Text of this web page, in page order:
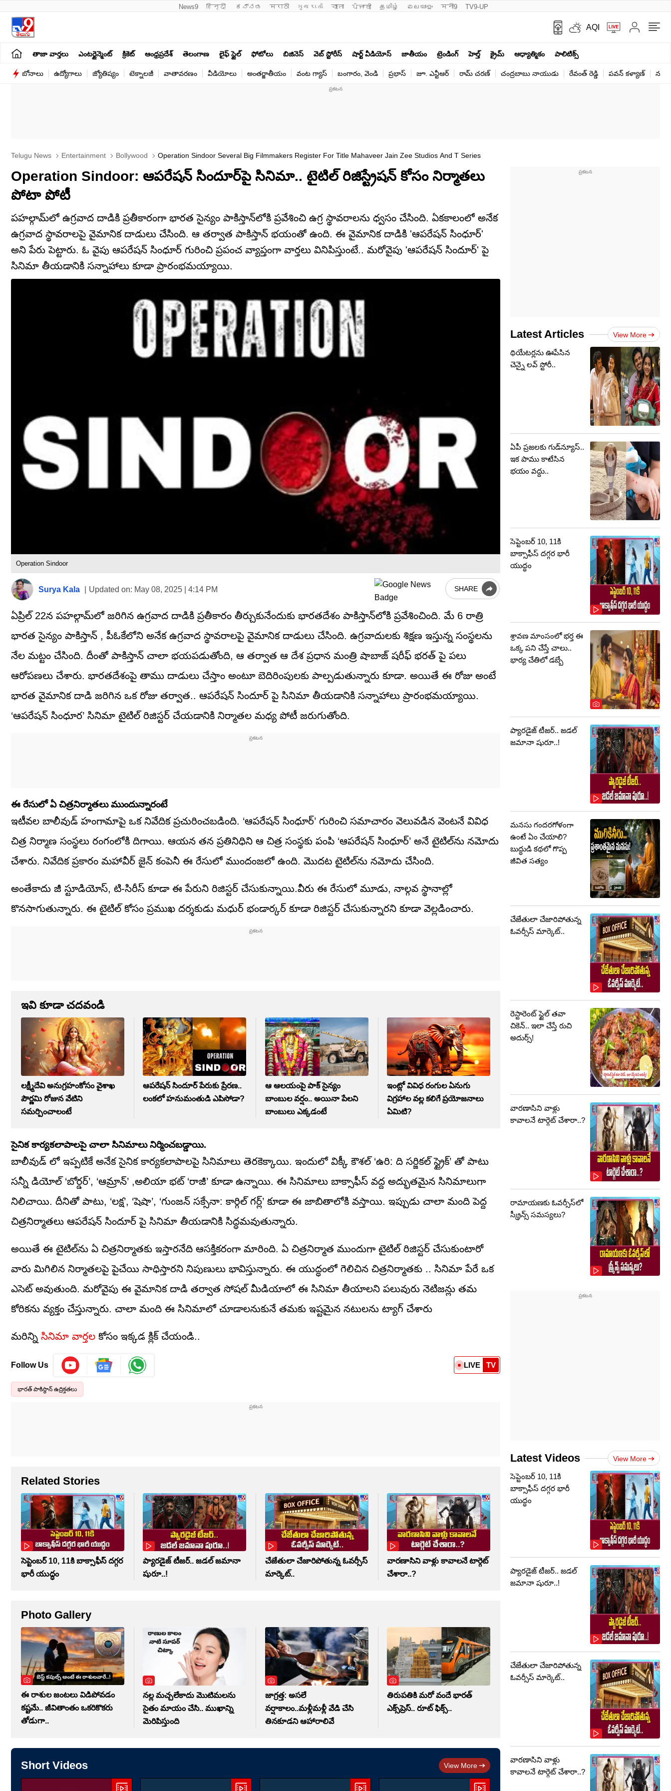
News9 हिन्दी ಕನ್ನಡ मराठी ગુજરાતી বাংলা ਪੰਜਾਬੀ தமிழ் മലയാളം मनी9 TV9-UP
AQI
తాజా వార్తలు ఎంటర్టైన్మెంట్ క్రికెట్ ఆంధ్రప్రదేశ్ తెలంగాణ లైఫ్ స్టైల్ ఫోటోలు బిజినెస్ వెబ్ స్టోరీస్ షార్ట్ వీడియోస్ జాతీయం ట్రెండింగ్ హెల్త్‌ క్రైమ్ ఆధ్యాత్మికం పాలిటిక్స్‌
బోనాలు ఉద్యోగాలు జ్యోతిష్యం టెక్నాలజీ వాతావరణం వీడియోలు అంతర్జాతీయం వంట గ్యాస్ బంగారం, వెండి ప్రభాస్ జూ. ఎన్టీఆర్ రామ్ చ‌ర‌ణ్‌ చంద్రబాబు నాయుడు రేవంత్ రెడ్డి పవన్ కళ్యాణ్
Telugu News Entertainment Bollywood Operation Sindoor Several Big Filmmakers Register For Title Mahaveer Jain Zee Studios And T Series
Operation Sindoor: ఆపరేషన్ సిందూర్‌పై సినిమా.. టైటిల్ రిజిస్ట్రేషన్ కోసం నిర్మాతలు
పోటా పోటీ
పహల్గామ్‌లో ఉగ్రవాద దాడికి ప్రతీకారంగా భారత సైన్యం పాకిస్తాన్‌లోకి ప్రవేశించి ఉగ్ర స్థావరాలను ధ్వసం చేసింది. ఏకకాలంలో అనేక
ఉగ్రవాద స్థావరాలపై వైమానిక దాడులు చేసింది. ఆ తర్వాత పాకిస్తాన్ భయంతో ఉంది. ఈ వైమానిక దాడికి 'ఆపరేషన్ సింధూర్'
అని పేరు పెట్టారు. ఓ వైపు ఆపరేషన్ సింధూర్ గురించి ప్రపంచ వ్యాప్తంగా వార్తలు వినిపిస్తుంటే.. మరోవైపు 'ఆపరేషన్ సిందూర్' పై
సినిమా తీయడానికి సన్నాహాలు కూడా ప్రారంభమయ్యాయి.
Operation Sindoor
Surya Kala Updated on: May 08, 2025 | 4:14 PM SHARE
ఏప్రిల్ 22న పహల్గామ్‌లో జరిగిన ఉగ్రవాద దాడికి ప్రతీకారం తీర్చుకునేందుకు భారతదేశం పాకిస్తాన్‌లోకి ప్రవేశించింది. మే 6 రాత్రి
భారత సైన్యం పాకిస్తాన్ , పీఓకేలోని అనేక ఉగ్రవాద స్థావరాలపై వైమానిక దాడులు చేసింది. ఉగ్రవాదులకు శిక్షణ ఇస్తున్న సంస్థలను
నేల మట్టం చేసింది. దీంతో పాకిస్తాన్ చాలా భయపడుతోంది, ఆ తర్వాత ఆ దేశ ప్రధాన మంత్రి షాబాజ్ షరీఫ్ భరత్ పై పలు
ఆరోపణలు చేశారు. భారతదేశంపై తాము దాడులు చేస్తాం అంటూ బెదిరింపులకు పాల్పడుతున్నారు కూడా. అయితే ఈ రోజు అంటే
భారత వైమానిక దాడి జరిగిన ఒక రోజు తర్వాత.. ఆపరేషన్ సిందూర్ పై సినిమా తీయడానికి సన్నాహాలు ప్రారంభమయ్యాయి.
‘ఆపరేషన్ సింధూర’ సినిమా టైటిల్ రిజిస్టర్ చేయడానికి నిర్మాతల మధ్య పోటీ జరుగుతోంది.
ఈ రేసులో ఏ చిత్రనిర్మాతలు ముందున్నారంటే
ఇటీవల బాలీవుడ్ హంగామాపై ఒక నివేదిక ప్రచురించబడింది. ‘ఆపరేషన్ సింధూర్’ గురించి సమాచారం వెలువడిన వెంటనే వివిధ
చిత్ర నిర్మాణ సంస్థలు రంగంలోకి దిగాయి. ఆయన తన ప్రతినిధిని ఆ చిత్ర సంస్థకు పంపి ‘ఆపరేషన్ సింధూర్’ అనే టైటిల్‌ను నమోదు
చేశారు. నివేదిక ప్రకారం మహావీర్ జైన్ కంపెనీ ఈ రేసులో ముందంజలో ఉంది. మొదట టైటిల్‌ను నమోదు చేసింది.
అంతేకాదు జీ స్టూడియోస్, టి-సిరీస్ కూడా ఈ పేరుని రిజిస్టర్ చేసుకున్నాయి.వీరు ఈ రేసులో మూడు, నాల్గవ స్థానాల్లో
కొనసాగుతున్నారు. ఈ టైటిల్ కోసం ప్రముఖ దర్శకుడు మధుర్ భండార్కర్ కూడా రిజిస్టర్ చేసుకున్నారని కూడా వెల్లడించారు.
ఇవి కూడా చదవండి
లక్ష్మీదేవి అనుగ్రహంకోసం వైశాఖ
పౌర్ణమి రోజున వేటిని
సమర్పించాలంటే
ఆపరేషన్ సిందూర్ పేరుకు ప్రేరణ..
లంకలో హనుమంతుడి ఎపిసోడా?
ఆ ఆలయంపై పాక్ సైన్యం
బాంబుల వర్షం.. అయినా పేలని
బాంబులు ఎక్కడంటే
ఇంట్లో వివిధ రంగుల ఏనుగు
విగ్రహాల వల్ల కలిగే ప్రయోజనాలు
ఏమిటి?
సైనిక కార్యకలాపాలపై చాలా సినిమాలు నిర్మించబడ్డాయి.
బాలీవుడ్ లో ఇప్పటికే అనేక సైనిక కార్యకలాపాలపై సినిమాలు తెరకెక్కాయి. ఇందులో విక్కీ కౌశల్ ‘ఉరి: ది సర్జికల్ స్ట్రైక్’ తో పాటు
సన్నీ డియోల్ ‘బోర్డర్’, ‘ఆమ్రాన్’ ,అలియా భట్ ‘రాజీ’ కూడా ఉన్నాయి. ఈ సినిమాలు బాక్సాఫీస్ వద్ద అద్భుతమైన సినిమాలుగా
నిలిచాయి. దీనితో పాటు, ‘లక్ష’, ‘షెషా’, ‘గుంజన్ సక్సేనా: కార్గిల్ గర్ల్’ కూడా ఈ జాబితాలోకి వస్తాయి. ఇప్పుడు చాలా మంది పెద్ద
చిత్రనిర్మాతలు ఆపరేషన్ సిందూర్ పై సినిమా తీయడానికి సిద్ధమవుతున్నారు.
అయితే ఈ టైటిల్‌ను ఏ చిత్రనిర్మాతకు ఇస్తారనేది ఆసక్తికరంగా మారింది. ఏ చిత్రనిర్మాత ముందుగా టైటిల్ రిజిస్టర్ చేసుకుంటారో
వారు మిగిలిన నిర్మాతలపై పైచేయి సాధిస్తారని నిపుణులు భావిస్తున్నారు. ఈ యుద్ధంలో గెలిచిన చిత్రనిర్మాతకు .. సినిమా పేరే ఒక
ఎసెట్ అవుతుంది. మరోవైపు ఈ వైమానిక దాడి తర్వాత సోషల్ మీడియాలో ఈ సినిమా తీయాలని పలువురు నెటిజన్లు తమ
కోరికను వ్యక్తం చేస్తున్నారు. చాలా మంది ఈ సినిమాలో చూడాలనుకునే తమకు ఇష్టమైన నటులను ట్యాగ్ చేశారు
మరిన్ని సినిమా వార్తల కోసం ఇక్కడ క్లిక్ చేయండి..
Follow Us LIVE TV
భారత్ పాకిస్థాన్ ఉద్రిక్తతలు
Related Stories
సెప్టెంబర్‌ 10, 11కి బాక్సాఫీస్ దగ్గర
భారీ యుద్ధం
ప్యారడైజ్ టీజర్.. జడల్ జమానా
షురూ..!
చేజేతులా చేజారిపోతున్న ఓవర్సీస్
మార్కెట్..
వారణాసిని వాళ్లు కావాలనే టార్గెట్
చేశారా..?
Photo Gallery
ఈ రాశుల జంటలు విడిపోవడం
కష్టమే.. జీవితాంతం ఒకరికొకరు
తోడుగా..
నల్ల మచ్చలేకాదు మొటిమలను
సైతం మాయం చేసి.. ముఖాన్ని
మెరిపిస్తుంది
జాగ్రత్త: అసలే
వర్షాకాలం..మళ్లీమళ్లీ వేడి చేసి
తినకూడని ఆహారాలివే
తిరుపతికి మరో వందే భారత్
ఎక్స్‌ప్రెస్.. రూట్ ఫిక్స్..
Short Videos View More
Latest Articles View More
థియేటర్లను ఊపేసిన
చెన్నై లవ్ స్టోరీ..
ఏపీ ప్రజలకు గుడ్‌న్యూస్..
ఇక పాము కాటేసిన
భయం వద్దు..
సెప్టెంబర్‌ 10, 11కి
బాక్సాఫీస్ దగ్గర భారీ
యుద్ధం
శ్రావణ మాంసంలో భర్త ఈ
ఒక్క పని చేస్తే చాలు..
భార్య చేతిలో డబ్బే
ప్యారడైజ్ టీజర్.. జడల్
జమానా షురూ..!
మనసు గందరగోళంగా
ఉంటే ఏం చేయాలి?
బుద్ధుడి కథలో గొప్ప
జీవిత సత్యం
చేజేతులా చేజారిపోతున్న
ఓవర్సీస్ మార్కెట్..
రెస్టారెంట్‌ స్టైల్ తవా
చికెన్‌.. ఇలా చేస్తే రుచి
అదుర్స్!
వారణాసిని వాళ్లు
కావాలనే టార్గెట్ చేశారా..?
రామాయణకు ఓవర్సీస్‌లో
స్క్రీన్స్ సమస్యలు?
Latest Videos View More
సెప్టెంబర్‌ 10, 11కి
బాక్సాఫీస్ దగ్గర భారీ
యుద్ధం
ప్యారడైజ్ టీజర్.. జడల్
జమానా షురూ..!
చేజేతులా చేజారిపోతున్న
ఓవర్సీస్ మార్కెట్..
వారణాసిని వాళ్లు
కావాలనే టార్గెట్ చేశారా..?